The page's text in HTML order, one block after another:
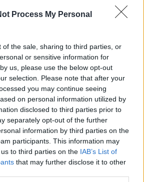
Process My Personal
of the sale, sharing to third parties, or
or sensitive information for
us, please use the below opt-out
selection. Please note that after your
you may continue seeing
on personal information utilized by
disclosed to third parties prior to
separately opt-out of the further
information by third parties on the
participants. This information may
to third parties on the IAB’s List of
that may further disclose it to other
majú bývanie presne podľa
je všetko pre ich život i
sliepky a uspáva ju rieka.
vytvorili bývanie, ktoré vyzerá
v obklade. Majitelia zbúrali
vyzerá ako z filmov svojského
do prania, obliečky budú
Starý trik z hotelov poznali už
trendom, dnes sa im radšej
7 vecí robí vašu obývačku